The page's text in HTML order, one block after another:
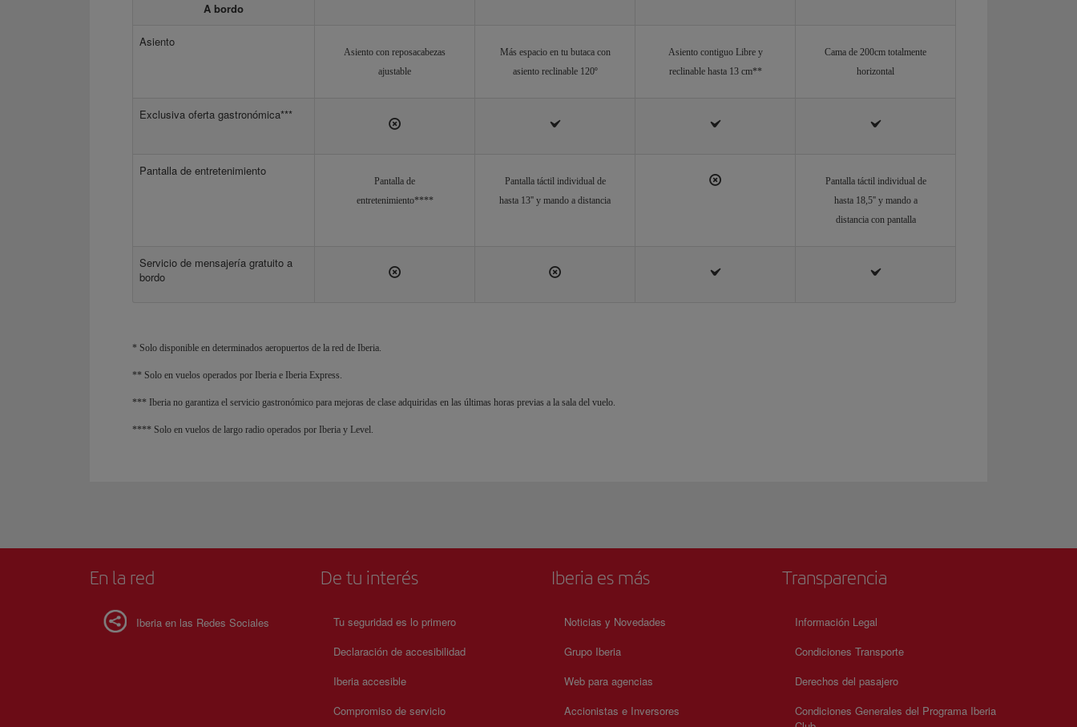
A bordo
Asiento
Asiento con reposacabezas
ajustable
Más espacio en tu butaca con
asiento reclinable 120º
Asiento contiguo Libre y
reclinable hasta 13 cm**
Cama de 200cm totalmente
horizontal
Exclusiva oferta gastronómica***
Pantalla de entretenimiento
Pantalla de
entretenimiento****
Pantalla táctil individual de
hasta 13'' y mando a distancia
Pantalla táctil individual de
hasta 18,5'' y mando a
distancia con pantalla
Servicio de mensajería gratuito a
bordo
* Solo disponible en determinados aeropuertos de la red de Iberia.
** Solo en vuelos operados por Iberia e Iberia Express.
*** Iberia no garantiza el servicio gastronómico para mejoras de clase adquiridas en las últimas horas previas a la sala del vuelo.
**** Solo en vuelos de largo radio operados por Iberia y Level.
En la red
Iberia en las Redes Sociales
De tu interés
Tu seguridad es lo primero
Declaración de accesibilidad
Iberia accesible
Compromiso de servicio
Iberia es más
Noticias y Novedades
Grupo Iberia
Web para agencias
Accionistas e Inversores
Transparencia
Información Legal
Condiciones Transporte
Derechos del pasajero
Condiciones Generales del Programa Iberia